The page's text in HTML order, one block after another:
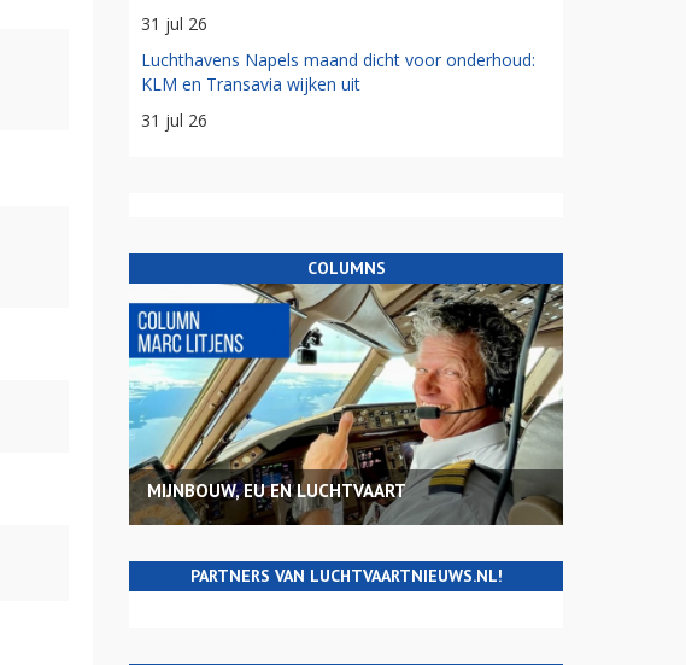
31 jul 26
Luchthavens Napels maand dicht voor onderhoud:
KLM en Transavia wijken uit
31 jul 26
COLUMNS
MIJNBOUW, EU EN LUCHTVAART
PARTNERS VAN LUCHTVAARTNIEUWS.NL!